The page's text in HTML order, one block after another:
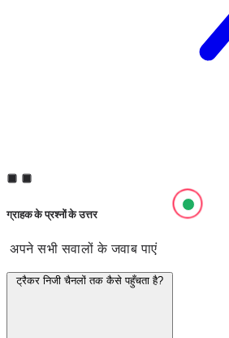
ग्राहक के प्रश्नों के उत्तर
अपने सभी सवालों के जवाब पाएं
ट्रैकर निजी चैनलों तक कैसे पहुँचता है?